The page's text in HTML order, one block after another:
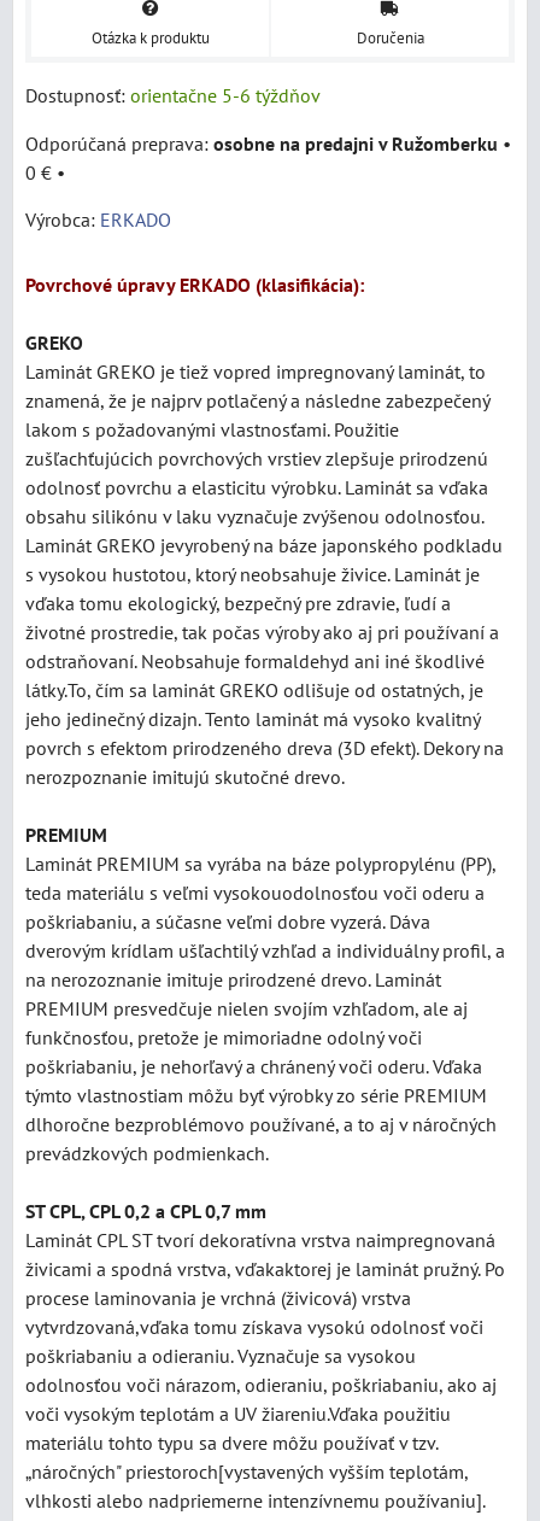
Otázka k produktu Doručenia
Dostupnosť: orientačne 5-6 týždňov
osobne na predajni v Ružomberku •
0 € •
Výrobca: ERKADO
Povrchové úpravy ERKADO (klasifikácia):
GREKO
Laminát GREKO je tiež vopred impregnovaný laminát, to
znamená, že je najprv potlačený a následne zabezpečený
lakom s požadovanými vlastnosťami. Použitie
zušľachťujúcich povrchových vrstiev zlepšuje prirodzenú
odolnosť povrchu a elasticitu výrobku. Laminát sa vďaka
obsahu silikónu v laku vyznačuje zvýšenou odolnosťou.
Laminát GREKO jevyrobený na báze japonského podkladu
s vysokou hustotou, ktorý neobsahuje živice. Laminát je
vďaka tomu ekologický, bezpečný pre zdravie, ľudí a
životné prostredie, tak počas výroby ako aj pri používaní a
odstraňovaní. Neobsahuje formaldehyd ani iné škodlivé
látky.To, čím sa laminát GREKO odlišuje od ostatných, je
jeho jedinečný dizajn. Tento laminát má vysoko kvalitný
povrch s efektom prirodzeného dreva (3D efekt). Dekory na
nerozpoznanie imitujú skutočné drevo.
PREMIUM
Laminát PREMIUM sa vyrába na báze polypropylénu (PP),
teda materiálu s veľmi vysokouodolnosťou voči oderu a
poškriabaniu, a súčasne veľmi dobre vyzerá. Dáva
dverovým krídlam ušľachtilý vzhľad a individuálny profil, a
na nerozoznanie imituje prirodzené drevo. Laminát
PREMIUM presvedčuje nielen svojím vzhľadom, ale aj
funkčnosťou, pretože je mimoriadne odolný voči
poškriabaniu, je nehorľavý a chránený voči oderu. Vďaka
týmto vlastnostiam môžu byť výrobky zo série PREMIUM
dlhoročne bezproblémovo používané, a to aj v náročných
prevádzkových podmienkach.
ST CPL, CPL 0,2 a CPL 0,7 mm
Laminát CPL ST tvorí dekoratívna vrstva naimpregnovaná
živicami a spodná vrstva, vďakaktorej je laminát pružný. Po
procese laminovania je vrchná (živicová) vrstva
vytvrdzovaná,vďaka tomu získava vysokú odolnosť voči
poškriabaniu a odieraniu. Vyznačuje sa vysokou
odolnosťou voči nárazom, odieraniu, poškriabaniu, ako aj
voči vysokým teplotám a UV žiareniu.Vďaka použitiu
materiálu tohto typu sa dvere môžu používať v tzv.
„náročných" priestoroch[vystavených vyšším teplotám,
vlhkosti alebo nadpriemerne intenzívnemu používaniu].